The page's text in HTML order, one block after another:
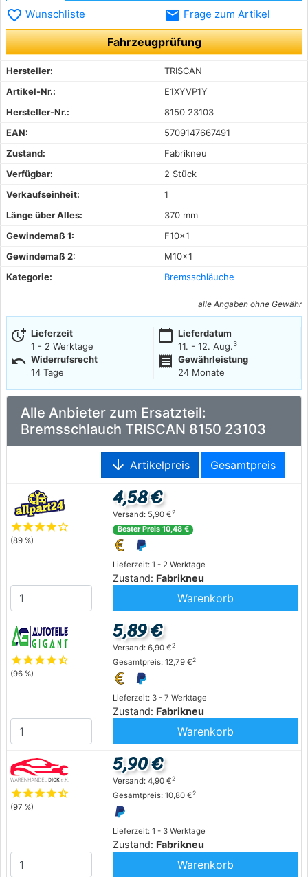
favorite_border Wunschliste email Frage zum Artikel
Fahrzeugprüfung
Hersteller:
TRISCAN
Artikel-Nr.:
E1XYVP1Y
Hersteller-Nr.:
8150 23103
EAN:
5709147667491
Zustand:
Fabrikneu
Verfügbar:
2 Stück
Verkaufseinheit:
1
Länge über Alles:
370 mm
Gewindemaß 1:
F10x1
Gewindemaß 2:
M10x1
Kategorie:
Bremsschläuche
alle Angaben ohne Gewähr
more_time Lieferzeit
1 - 2 Werktage
calendar_today Lieferdatum
11. - 12. Aug.3
undo Widerrufsrecht
14 Tage
receipt
Gewährleistung
24 Monate
Alle Anbieter zum Ersatzteil:
Bremsschlauch TRISCAN 8150 23103
arrow_downward Artikelpreis Gesamtpreis
starstarstarstarstar_outline
(89 %)
Lieferzeit: 1 - 2 Werktage
Zustand: Fabrikneu
4,58 €
Versand: 5,90 €2
Bester Preis 10,48 €
Warenkorb
starstarstarstarstar_half
(96 %)
Lieferzeit: 3 - 7 Werktage
Zustand: Fabrikneu
5,89 €
Versand: 6,90 €2
Gesamtpreis: 12,79 €2
Warenkorb
starstarstarstarstar_half
(97 %)
Lieferzeit: 1 - 3 Werktage
Zustand: Fabrikneu
5,90 €
Versand: 4,90 €2
Gesamtpreis: 10,80 €2
Warenkorb